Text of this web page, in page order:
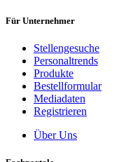
Für Unternehmer
Stellengesuche
Personaltrends
Produkte
Bestellformular
Mediadaten
Registrieren
Über Uns